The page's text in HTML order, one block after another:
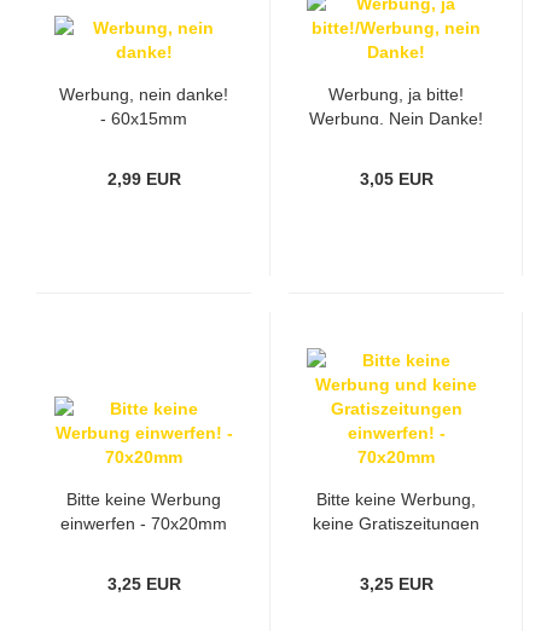
Werbung, nein danke!
- 60x15mm
2,99 EUR
Werbung, ja bitte!
Werbung, Nein Danke!
3,05 EUR
Bitte keine Werbung
einwerfen - 70x20mm
3,25 EUR
Bitte keine Werbung,
keine Gratiszeitungen
3,25 EUR